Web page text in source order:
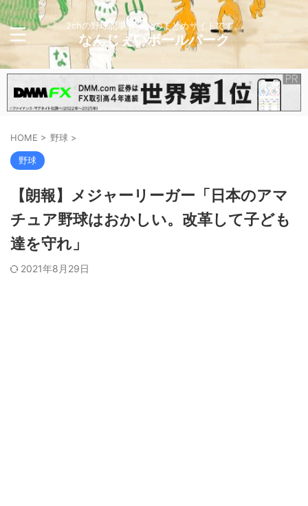
2chの野球記事メインのまとめサイトです。
なんじぇいボールパーク
HOME > 野球 >
野球
【朗報】メジャーリーガー「日本のアマ
チュア野球はおかしい。改革して子ども
達を守れ」
2021年8月29日